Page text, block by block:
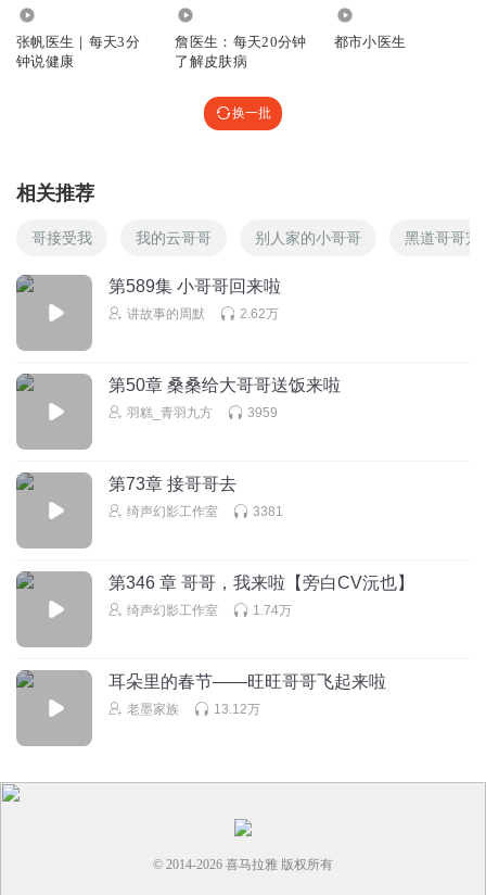
张帆医生｜每天3分
钟说健康
詹医生：每天20分钟
了解皮肤病
都市小医生
换一批
相关推荐
哥接受我 我的云哥哥 别人家的小哥哥 黑道哥哥宠
第589集 小哥哥回来啦
讲故事的周默 2.62万
第50章 桑桑给大哥哥送饭来啦
羽糕_青羽九方 3959
第73章 接哥哥去
绮声幻影工作室 3381
第346 章 哥哥，我来啦【旁白CV沅也】
绮声幻影工作室 1.74万
耳朵里的春节——旺旺哥哥飞起来啦
老墨家族 13.12万
© 2014-2026 喜马拉雅 版权所有